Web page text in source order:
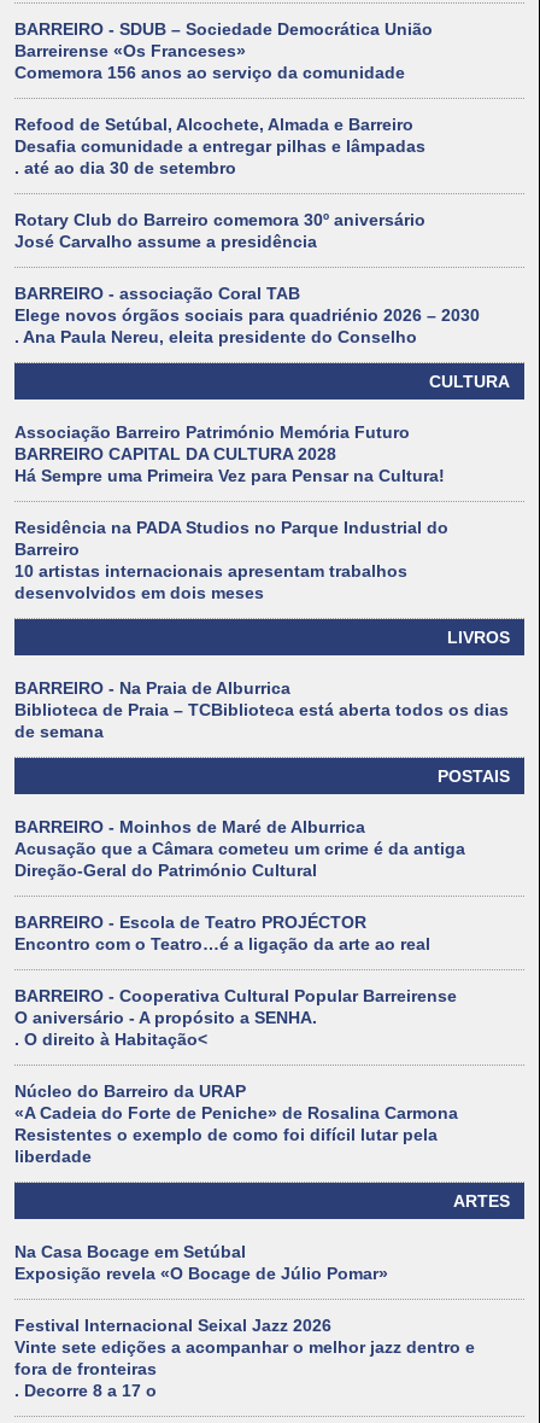
BARREIRO - SDUB – Sociedade Democrática União
Barreirense «Os Franceses»
Comemora 156 anos ao serviço da comunidade
Refood de Setúbal, Alcochete, Almada e Barreiro
Desafia comunidade a entregar pilhas e lâmpadas
. até ao dia 30 de setembro
Rotary Club do Barreiro comemora 30º aniversário
José Carvalho assume a presidência
BARREIRO - associação Coral TAB
Elege novos órgãos sociais para quadriénio 2026 – 2030
. Ana Paula Nereu, eleita presidente do Conselho
CULTURA
Associação Barreiro Património Memória Futuro
BARREIRO CAPITAL DA CULTURA 2028
Há Sempre uma Primeira Vez para Pensar na Cultura!
Residência na PADA Studios no Parque Industrial do
Barreiro
10 artistas internacionais apresentam trabalhos
desenvolvidos em dois meses
LIVROS
BARREIRO - Na Praia de Alburrica
Biblioteca de Praia – TCBiblioteca está aberta todos os dias
de semana
POSTAIS
BARREIRO - Moinhos de Maré de Alburrica
Acusação que a Câmara cometeu um crime é da antiga
Direção-Geral do Património Cultural
BARREIRO - Escola de Teatro PROJÉCTOR
Encontro com o Teatro…é a ligação da arte ao real
BARREIRO - Cooperativa Cultural Popular Barreirense
O aniversário - A propósito a SENHA.
. O direito à Habitação<
Núcleo do Barreiro da URAP
«A Cadeia do Forte de Peniche» de Rosalina Carmona
Resistentes o exemplo de como foi difícil lutar pela
liberdade
ARTES
Na Casa Bocage em Setúbal
Exposição revela «O Bocage de Júlio Pomar»
Festival Internacional Seixal Jazz 2026
Vinte sete edições a acompanhar o melhor jazz dentro e
fora de fronteiras
. Decorre 8 a 17 o